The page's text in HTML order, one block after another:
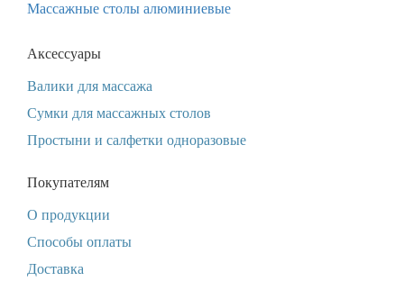
Массажные столы алюминиевые
Аксессуары
Валики для массажа
Сумки для массажных столов
Простыни и салфетки одноразовые
Покупателям
О продукции
Способы оплаты
Доставка